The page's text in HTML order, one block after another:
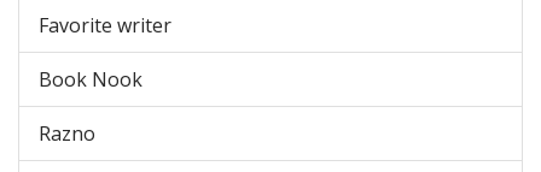
Favorite writer
Book Nook
Razno